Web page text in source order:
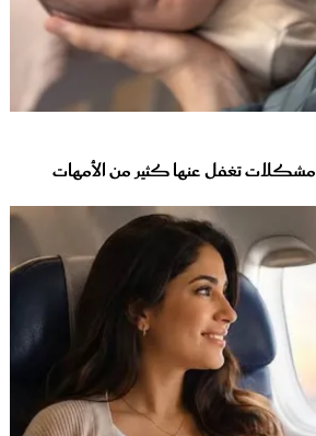
مشكلات تغفل عنها كثير من الأمهات